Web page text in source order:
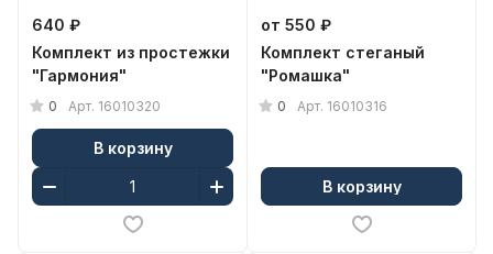
640 ₽
Комплект из простежки
"Гармония"
0 Арт. 16010320
В корзину
от 550 ₽
Комплект стеганый
"Ромашка"
0 Арт. 16010316
В корзину